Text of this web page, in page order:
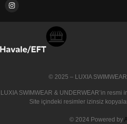
© 2025 – LUXIA
LUXIA SWIMWEAR & UNDERWEAR’in resmi
Site içindeki resimler izinsiz
© 2024 Powered by